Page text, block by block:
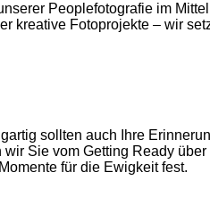
Peoplefotografie im
kreative Fotoprojekte – wir
sollten auch Ihre
Sie vom Getting Ready über
für die Ewigkeit fest.